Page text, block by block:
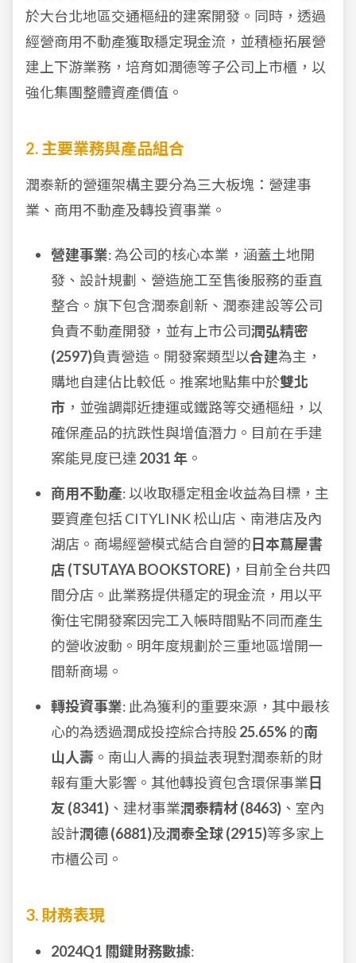
於大台北地區交通樞紐的建案開發。同時，透過
經營商用不動產獲取穩定現金流，並積極拓展營
建上下游業務，培育如潤德等子公司上市櫃，以
強化集團整體資產價值。
2. 主要業務與產品組合
潤泰新的營運架構主要分為三大板塊：營建事
業、商用不動產及轉投資事業。
營建事業: 為公司的核心本業，涵蓋土地開
發、設計規劃、營造施工至售後服務的垂直
整合。旗下包含潤泰創新、潤泰建設等公司
負責不動產開發，並有上市公司潤弘精密
(2597)負責營造。開發案類型以合建為主，
購地自建佔比較低。推案地點集中於雙北
市 ，並強調鄰近捷運或鐵路等交通樞紐，以
確保產品的抗跌性與增值潛力。目前在手建
案能見度已達 2031 年 。
商用不動產: 以收取穩定租金收益為目標，主
要資產包括 CITYLINK 松山店、南港店及內
湖店。商場經營模式結合自營的 日本蔦屋書
店 (TSUTAYA BOOKSTORE) ，目前全台共四
間分店。此業務提供穩定的現金流，用以平
衡住宅開發案因完工入帳時間點不同而產生
的營收波動。明年度規劃於三重地區增開一
間新商場。
轉投資事業: 此為獲利的重要來源，其中最核
心的為透過潤成投控綜合持股25.65%的南
山人壽 。南山人壽的損益表現對潤泰新的財
報有重大影響。其他轉投資包含環保事業 日
友 (8341) 、建材事業潤泰精材 (8463) 、室內
設計潤德 (6881)及潤泰全球 (2915)等多家上
市櫃公司。
3. 財務表現
2024Q1 關鍵財務數據: